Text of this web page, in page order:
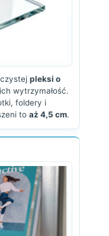
pleksi o
wytrzymałość.
foldery i
to aż 4,5 cm.